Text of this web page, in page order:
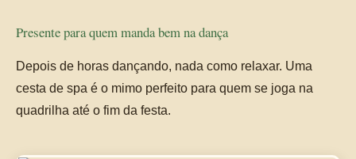
Presente para quem manda bem na dança
Depois de horas dançando, nada como relaxar. Uma
cesta de spa é o mimo perfeito para quem se joga na
quadrilha até o fim da festa.